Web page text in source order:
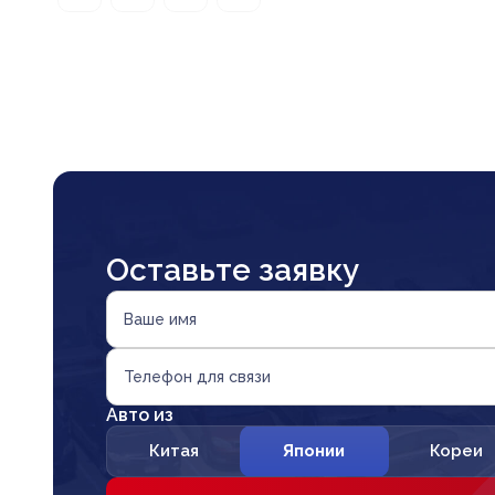
Оставьте заявку
Ваше имя
Телефон для связи
Авто из
Китая Японии Кореи